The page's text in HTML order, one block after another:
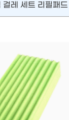
걸레 세트 리필패